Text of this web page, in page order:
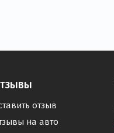
отзыв
на авто